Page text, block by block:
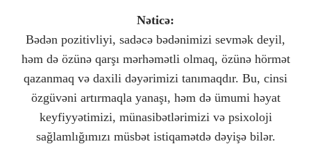
Nəticə:
Bədən pozitivliyi, sadəcə bədənimizi sevmək deyil,
həm də özünə qarşı mərhəmətli olmaq, özünə hörmət
qazanmaq və daxili dəyərimizi tanımaqdır. Bu, cinsi
özgüvəni artırmaqla yanaşı, həm də ümumi həyat
keyfiyyətimizi, münasibətlərimizi və psixoloji
sağlamlığımızı müsbət istiqamətdə dəyişə bilər.